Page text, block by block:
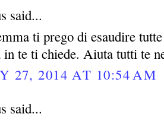
said...
ti prego di esaudire
te ti chiede. Aiuta tutti te
27, 2014 AT 10:54 AM
said...